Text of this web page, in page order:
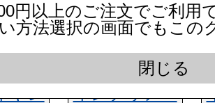
ヤレ インテリア・
円以上のご注文でご利用
方法選択の画面でもこの
閉じる